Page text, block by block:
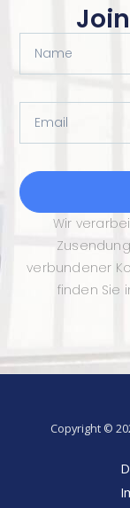
Wir
verbundener
finden Sie
Copyright ©